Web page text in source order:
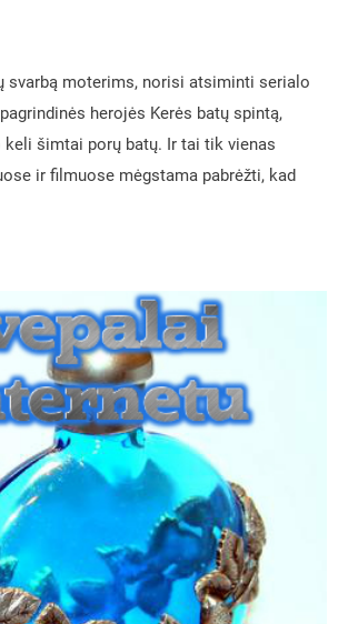
svarbą moterims, norisi atsiminti serialo
herojės Kerės batų spintą,
šimtai porų batų. Ir tai tik vienas
ir filmuose mėgstama pabrėžti, kad